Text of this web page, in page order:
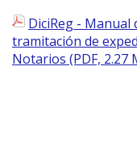
DiciReg -
tramitación de
Notarios (PDF, 2.27